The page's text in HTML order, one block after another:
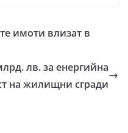
имоти влизат в
лв. за енергийна
на жилищни сгради